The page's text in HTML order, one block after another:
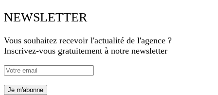
NEWSLETTER
Vous souhaitez recevoir l'actualité de l'agence ?
Inscrivez-vous gratuitement à notre newsletter